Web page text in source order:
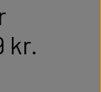
kr.